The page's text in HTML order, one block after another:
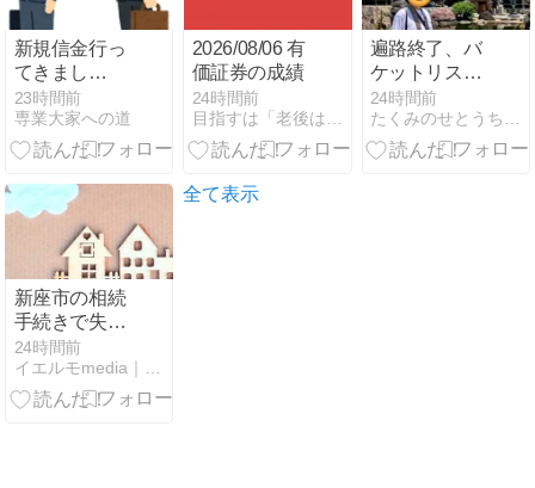
新規信金行っ
てきまし
た！！
23時間前
専業大家への道
2026/08/06 有
価証券の成績
24時間前
遍路終了、バ
ケットリスト
は大事
24時間前
新座市の相続
手続きで失敗
しない！初め
ての方でも安
心ガイド
24時間前
全て表示